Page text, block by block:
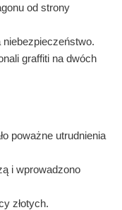
od strony
graffiti na dwóch
poważne utrudnienia
i wprowadzono
złotych.